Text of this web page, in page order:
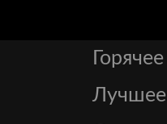
Горячее
Лучшее